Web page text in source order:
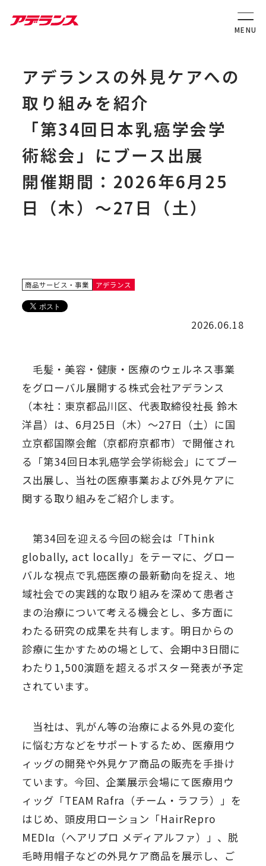
アデランスの外見ケアへの
取り組みを紹介
「第34回日本乳癌学会学
術総会」にブース出展
開催期間：2026年6月25
日（木）～27日（土）
商品サービス・事業 アデランス
2026.06.18
毛髪・美容・健康・医療のウェルネス事業
をグローバル展開する株式会社アデランス
（本社：東京都品川区、代表取締役社長 鈴木
洋昌）は、6月25日（木）～27日（土）に国
立京都国際会館（京都府京都市）で開催され
る「第34回日本乳癌学会学術総会」にてブー
ス出展し、当社の医療事業および外見ケアに
関する取り組みをご紹介します。
第34回を迎える今回の総会は「Think
globally, act locally」をテーマに、グロー
バルな視点で乳癌医療の最新動向を捉え、地
域社会での実践的な取り組みを深めて患者さ
まの治療について考える機会とし、多方面に
わたる研究の成果を共有します。明日からの
診療に生かすための場として、会期中3日間に
わたり1,500演題を超えるポスター発表が予定
されています。
当社は、乳がん等の治療による外見の変化
に悩む方などをサポートするため、医療用ウ
ィッグの開発や外見ケア商品の販売を手掛け
ています。今回、企業展示会場にて医療用ウ
ィッグ「TEAM Rafra（チーム・ラフラ）」を
はじめ、頭皮用ローション「HairRepro
MEDIα（へアリプロ メディアルファ）」、脱
毛時用帽子などの外見ケア商品を展示し、ご